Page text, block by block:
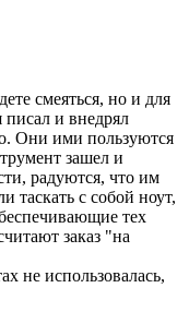
смеяться, но и для
писал и внедрял
Они ими пользуются
зашел и
радуются, что им
таскать с собой ноут,
тех
заказ "на
не использовалась,